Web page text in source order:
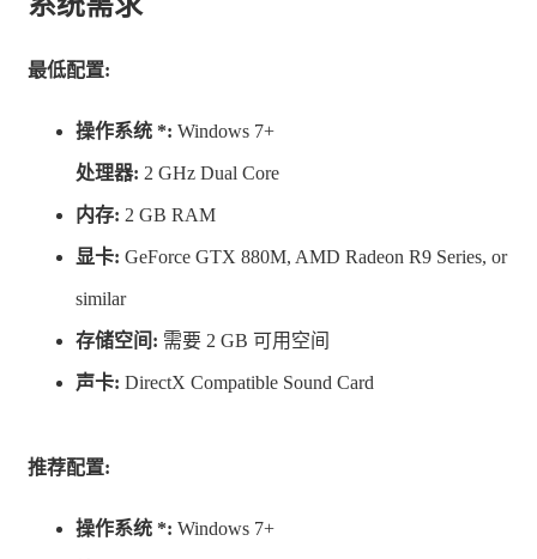
具有重要选择的分支故事情节
个性的道德系统，这一切加在一起就可以发现多个完全独
特的结局。好奇更多吗？查找数据库以了解有关 Future
专业配音、配乐等
包括很多很多 NPC 的很多很多小时的专业英语配音以及
最低配置:
操作系统 *: Windows 7+
处理器: 2 GHz Dual Core
内存: 2 GB RAM
显卡: GeForce GTX 880M, AMD Radeon R9 Series, or
similar
存储空间: 需要 2 GB 可用空间
声卡: DirectX Compatible Sound Card
推荐配置:
操作系统 *: Windows 7+